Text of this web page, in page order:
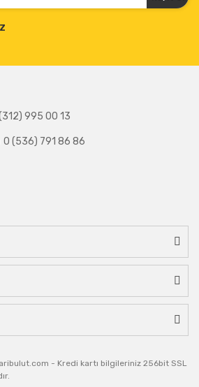
995 00 13
0 (536) 791 86 86
- Kredi kartı bilgileriniz 256bit SSL